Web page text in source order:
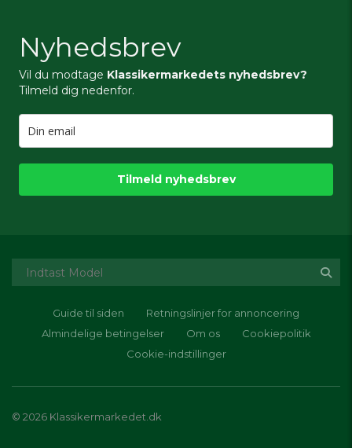
Nyhedsbrev
Vil du modtage Klassikermarkedets nyhedsbrev?
Tilmeld dig nedenfor.
Tilmeld nyhedsbrev
Guide til siden
Retningslinjer for annoncering
Almindelige betingelser
Om os
Cookiepolitik
Cookie-indstillinger
© 2026 Klassikermarkedet.dk